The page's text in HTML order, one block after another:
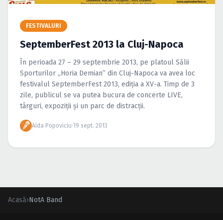
Caută în site...
FESTIVALURI
SeptemberFest 2013 la Cluj-Napoca
În perioada 27 – 29 septembrie 2013, pe platoul Sălii
Sporturilor „Horia Demian” din Cluj-Napoca va avea loc
festivalul SeptemberFest 2013, ediţia a XV-a. Timp de 3
zile, publicul se va putea bucura de concerte LIVE,
târguri, expoziţii şi un parc de distracţii.
Aida Popoviciu·19 sept. 2013
Acasă›NotA Band